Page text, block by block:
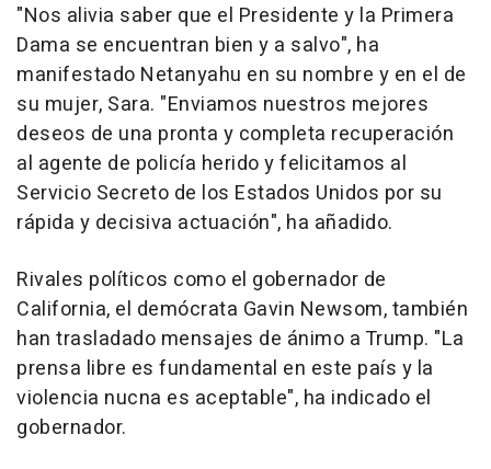
"Nos alivia saber que el Presidente y la Primera
Dama se encuentran bien y a salvo", ha
manifestado Netanyahu en su nombre y en el de
su mujer, Sara. "Enviamos nuestros mejores
deseos de una pronta y completa recuperación
al agente de policía herido y felicitamos al
Servicio Secreto de los Estados Unidos por su
rápida y decisiva actuación", ha añadido.
Rivales políticos como el gobernador de
California, el demócrata Gavin Newsom, también
han trasladado mensajes de ánimo a Trump. "La
prensa libre es fundamental en este país y la
violencia nucna es aceptable", ha indicado el
gobernador.